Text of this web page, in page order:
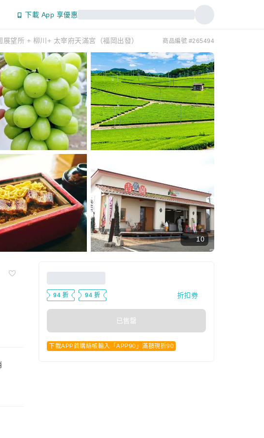
下載 App 享優惠
望所 + 柳川+ 太宰府天滿宮（福岡出發） 商品編號 #265494
10
94 折 94 折 折扣券
已售罄
下載APP首購結帳輸入「APP90」滿額現折90